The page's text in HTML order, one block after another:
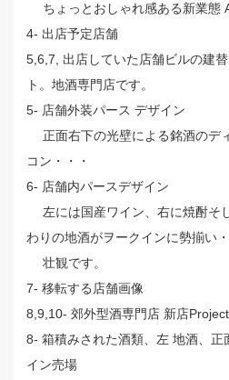
ちょっとおしゃれ感ある新業態
4- 出店予定店舗
5,6,7, 出店していた店舗ビルの建
ト。地酒専門店です。
5- 店舗外装パース デザイン
正面右下の光壁による銘酒のデ
コン・・・
6- 店舗内パースデザイン
左には国産ワイン、右に焼酎そ
わりの地酒がヲークインに勢揃い・
壮観です。
7- 移転する店舗画像
8,9,10- 郊外型酒専門店 新店Project
8- 箱積みされた酒類、左 地酒、正
イン売場